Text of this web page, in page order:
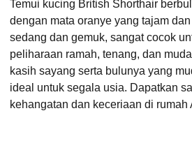
Temui kucing British Shorthair
dengan mata oranye yang tajam
sedang dan gemuk, sangat cocok
peliharaan ramah, tenang, dan
kasih sayang serta bulunya yang
ideal untuk segala usia. Dapatkan
kehangatan dan keceriaan di rumah